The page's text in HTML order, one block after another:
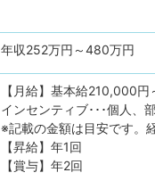
年収252万円 ～480万円
【月給】基本給210,000
インセンティブ･･･個人、
※記載の金額は目安です。
【昇給】年1回
【賞与】年2回